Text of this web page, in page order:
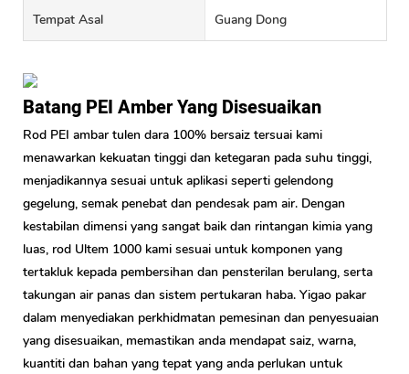
Tempat Asal Guang Dong
Batang PEI Amber Yang Disesuaikan
Rod PEI ambar tulen dara 100% bersaiz tersuai kami
menawarkan kekuatan tinggi dan ketegaran pada suhu tinggi,
menjadikannya sesuai untuk aplikasi seperti gelendong
gegelung, semak penebat dan pendesak pam air. Dengan
kestabilan dimensi yang sangat baik dan rintangan kimia yang
luas, rod Ultem 1000 kami sesuai untuk komponen yang
tertakluk kepada pembersihan dan pensterilan berulang, serta
takungan air panas dan sistem pertukaran haba. Yigao pakar
dalam menyediakan perkhidmatan pemesinan dan penyesuaian
yang disesuaikan, memastikan anda mendapat saiz, warna,
kuantiti dan bahan yang tepat yang anda perlukan untuk